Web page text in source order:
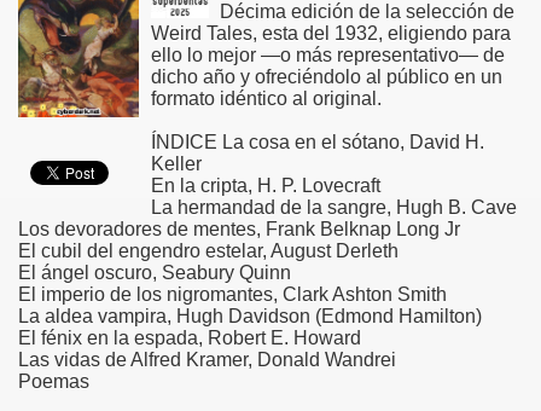
Décima edición de la selección de
Weird Tales, esta del 1932, eligiendo para
ello lo mejor —o más representativo— de
dicho año y ofreciéndolo al público en un
formato idéntico al original.
ÍNDICE La cosa en el sótano, David H.
Keller
En la cripta, H. P. Lovecraft
La hermandad de la sangre, Hugh B. Cave
Los devoradores de mentes, Frank Belknap Long Jr
El cubil del engendro estelar, August Derleth
El ángel oscuro, Seabury Quinn
El imperio de los nigromantes, Clark Ashton Smith
La aldea vampira, Hugh Davidson (Edmond Hamilton)
El fénix en la espada, Robert E. Howard
Las vidas de Alfred Kramer, Donald Wandrei
Poemas